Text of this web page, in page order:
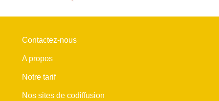
Contactez-nous
A propos
Notre tarif
Nos sites de codiffusion